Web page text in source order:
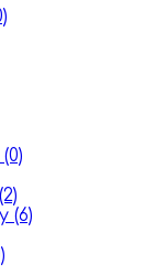
(0)
(2)
(6)